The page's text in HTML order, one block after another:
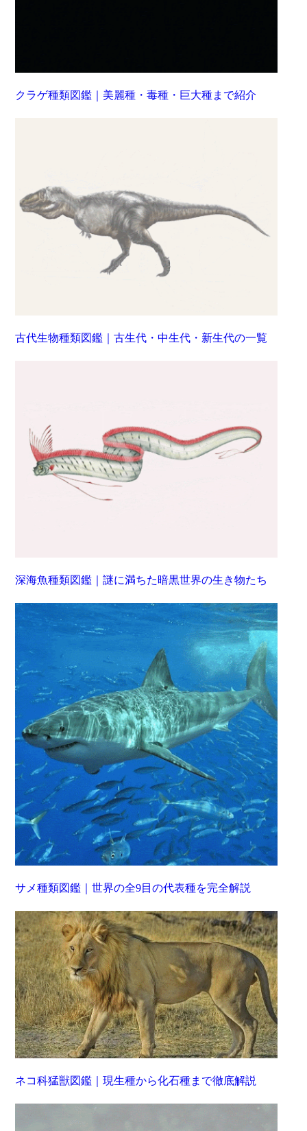
クラゲ種類図鑑｜美麗種・毒種・巨大種まで紹介
古代生物種類図鑑｜古生代・中生代・新生代の一覧
深海魚種類図鑑｜謎に満ちた暗黒世界の生き物たち
サメ種類図鑑｜世界の全9目の代表種を完全解説
ネコ科猛獣図鑑｜現生種から化石種まで徹底解説